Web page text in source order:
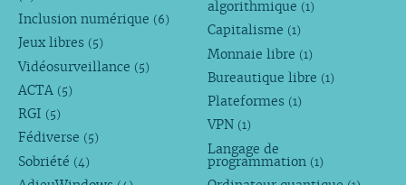
Inclusion numérique (6)
Jeux libres (5)
Vidéosurveillance (5)
ACTA (5)
RGI (5)
Fédiverse (5)
Sobriété (4)
algorithmique (1)
Capitalisme (1)
Monnaie libre (1)
Bureautique libre (1)
Plateformes (1)
VPN (1)
Langage de
programmation (1)